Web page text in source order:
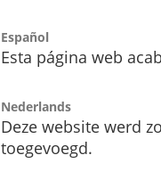
Español
Esta página web
Nederlands
Deze website werd
toegevoegd.